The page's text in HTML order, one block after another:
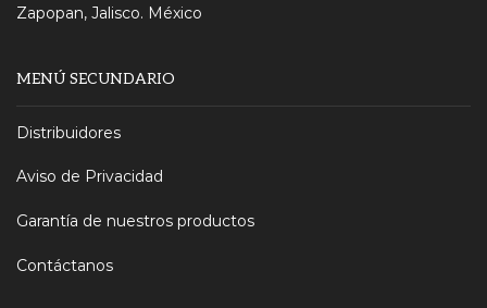
Zapopan, Jalisco. México
MENÚ SECUNDARIO
Distribuidores
Aviso de Privacidad
Garantía de nuestros productos
Contáctanos